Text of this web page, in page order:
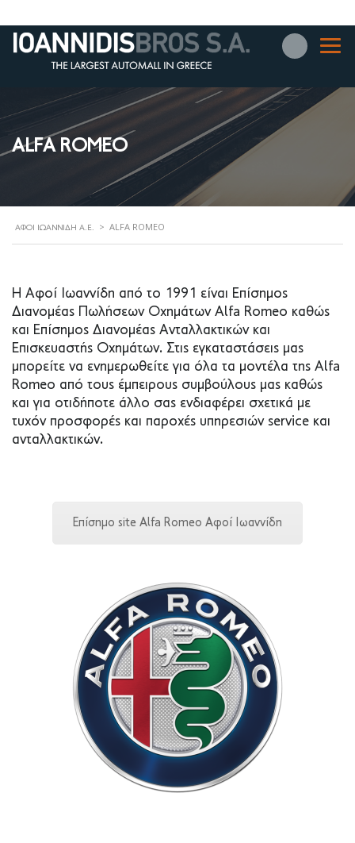
ALFA ROMEO
ΑΦΟΊ ΙΩΑΝΝΊΔΗ Α.Ε. > ALFA ROMEO
Η Αφοί Ιωαννίδη από το 1991 είναι Επίσημος
Διανομέας Πωλήσεων Οχημάτων Alfa Romeo καθώς
και Επίσημος Διανομέας Ανταλλακτικών και
Επισκευαστής Οχημάτων. Στις εγκαταστάσεις μας
μπορείτε να ενημερωθείτε για όλα τα μοντέλα της Alfa
Romeo από τους έμπειρους συμβούλους μας καθώς
και για οτιδήποτε άλλο σας ενδιαφέρει σχετικά με
τυχόν προσφορές και παροχές υπηρεσιών service και
ανταλλακτικών.
Επίσημο site Alfa Romeo Αφοί Ιωαννίδη